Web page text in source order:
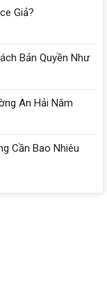
Giả?
Bản Quyền Như
An Hải Năm
Cần Bao Nhiêu